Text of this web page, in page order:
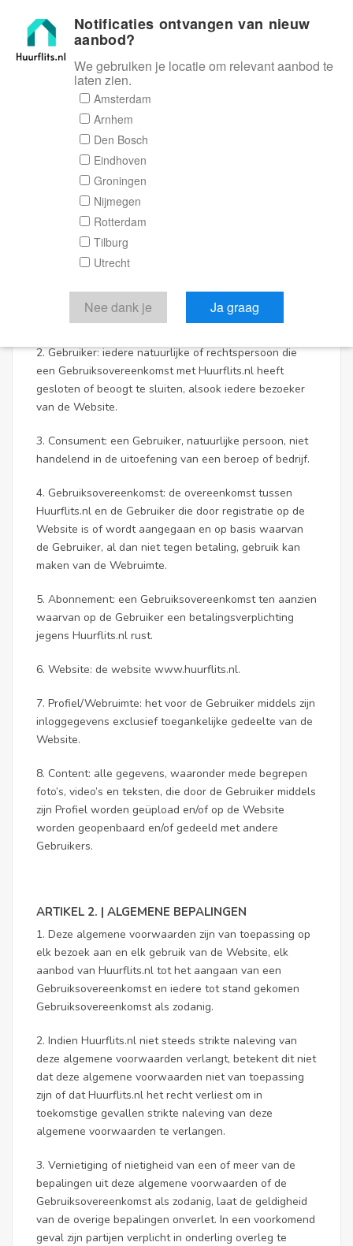
Huurflits
Algemene voorwaarden
ARTIKEL 1. | DEFINITIES
In deze algemene voorwaarden worden de volgende
termen, steeds met hoofdletter aangeduid, in de
navolgende betekenis gebruikt.
1. Huurflits.nl: de gebruiker van deze algemene
3011WD te Rotterdam, ingeschreven in het
Handelsregister onder KvK-nummer 92868886.
2. Gebruiker: iedere natuurlijke of rechtspersoon die
een Gebruiksovereenkomst met Huurflits.nl heeft
gesloten of beoogt te sluiten, alsook iedere bezoeker
van de Website.
3. Consument: een Gebruiker, natuurlijke persoon, niet
handelend in de uitoefening van een beroep of bedrijf.
4. Gebruiksovereenkomst: de overeenkomst tussen
Huurflits.nl en de Gebruiker die door registratie op de
Website is of wordt aangegaan en op basis waarvan
de Gebruiker, al dan niet tegen betaling, gebruik kan
maken van de Webruimte.
5. Abonnement: een Gebruiksovereenkomst ten aanzien
waarvan op de Gebruiker een betalingsverplichting
jegens Huurflits.nl rust.
6. Website: de website www.huurflits.nl.
7. Profiel/Webruimte: het voor de Gebruiker middels zijn
inloggegevens exclusief toegankelijke gedeelte van de
Website.
8. Content: alle gegevens, waaronder mede begrepen
foto’s, video’s en teksten, die door de Gebruiker middels
zijn Profiel worden geüpload en/of op de Website
worden geopenbaard en/of gedeeld met andere
Gebruikers.
ARTIKEL 2. | ALGEMENE BEPALINGEN
1. Deze algemene voorwaarden zijn van toepassing op
elk bezoek aan en elk gebruik van de Website, elk
aanbod van Huurflits.nl tot het aangaan van een
Gebruiksovereenkomst en iedere tot stand gekomen
Gebruiksovereenkomst als zodanig.
2. Indien Huurflits.nl niet steeds strikte naleving van
deze algemene voorwaarden verlangt, betekent dit niet
dat deze algemene voorwaarden niet van toepassing
zijn of dat Huurflits.nl het recht verliest om in
toekomstige gevallen strikte naleving van deze
algemene voorwaarden te verlangen.
3. Vernietiging of nietigheid van een of meer van de
bepalingen uit deze algemene voorwaarden of de
Gebruiksovereenkomst als zodanig, laat de geldigheid
van de overige bepalingen onverlet. In een voorkomend
geval zijn partijen verplicht in onderling overleg te
Notificaties ontvangen van nieuw
aanbod?
We gebruiken je locatie om relevant aanbod te
laten zien.
Amsterdam
Arnhem
Den Bosch
Eindhoven
Groningen
Nijmegen
Rotterdam
Tilburg
Utrecht
Nee dank je Ja graag